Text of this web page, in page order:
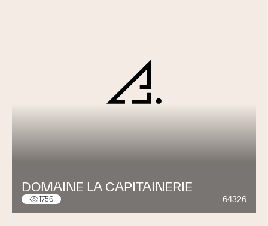
DOMAINE LA CAPITAINERIE
1756 64326